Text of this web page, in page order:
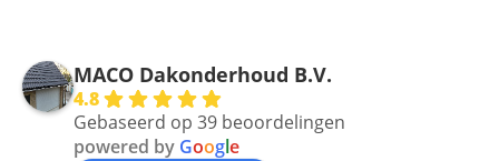
MACO Dakonderhoud B.V.
4.8
Gebaseerd op 39 beoordelingen
powered by Google